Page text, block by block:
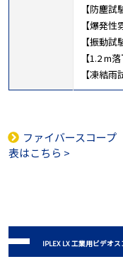
【防塵
【爆発
【振動
【1.2 m
【凍結
ファイバースコープ
表はこちら >
IPLEX LX 工業用ビデオ